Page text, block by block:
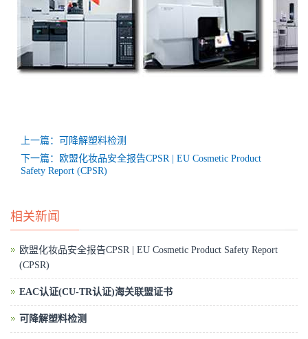
上一篇：可降解塑料检测
下一篇：欧盟化妆品安全报告CPSR | EU Cosmetic Product
Safety Report (CPSR)
相关新闻
欧盟化妆品安全报告CPSR | EU Cosmetic Product Safety Report
(CPSR)
EAC认证(CU-TR认证)海关联盟证书
可降解塑料检测